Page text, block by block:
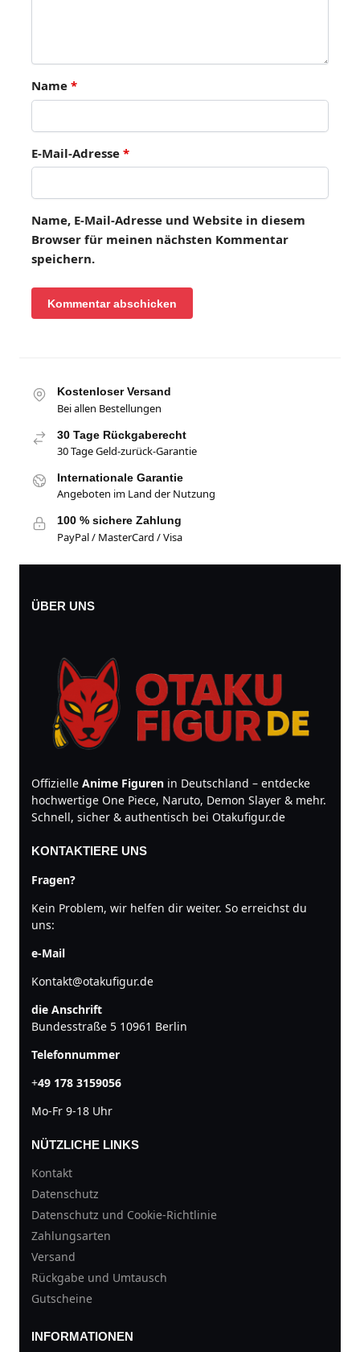
Name *
E-Mail-Adresse *
Name, E-Mail-Adresse und Website in diesem
Browser für meinen nächsten Kommentar
speichern.
Kostenloser Versand
Bei allen Bestellungen
30 Tage Rückgaberecht
30 Tage Geld-zurück-Garantie
Internationale Garantie
Angeboten im Land der Nutzung
100 % sichere Zahlung
PayPal / MasterCard / Visa
ÜBER UNS
Offizielle Anime Figuren in Deutschland – entdecke
hochwertige One Piece, Naruto, Demon Slayer & mehr.
Schnell, sicher & authentisch bei Otakufigur.de
KONTAKTIERE UNS
Fragen?
Kein Problem, wir helfen dir weiter. So erreichst du
uns:
e-Mail
Kontakt@otakufigur.de
die Anschrift
Bundesstraße 5 10961 Berlin
Telefonnummer
+49 178 3159056
Mo-Fr 9-18 Uhr
NÜTZLICHE LINKS
Kontakt
Datenschutz
Datenschutz und Cookie-Richtlinie
Zahlungsarten
Versand
Rückgabe und Umtausch
Gutscheine
INFORMATIONEN